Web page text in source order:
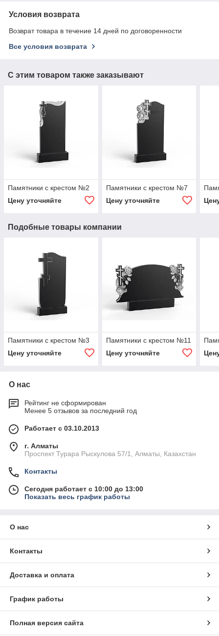
Условия возврата
Возврат товара в течение 14 дней по договоренности
Все условия возврата
С этим товаром также заказывают
Памятники с крестом №2
Цену уточняйте
Памятники с крестом №7
Цену уточняйте
Подобные товары компании
Памятники с крестом №3
Цену уточняйте
Памятники с крестом №11
Цену уточняйте
О нас
Рейтинг не сформирован
Менее 5 отзывов за последний год
Работает с 03.10.2013
г. Алматы
Проспект Турара Рыскулова 57/1, Алматы, Казахстан
Контакты
Сегодня работает с 10:00 до 13:00
Показать весь график работы
О нас
Контакты
Доставка и оплата
График работы
Полная версия сайта